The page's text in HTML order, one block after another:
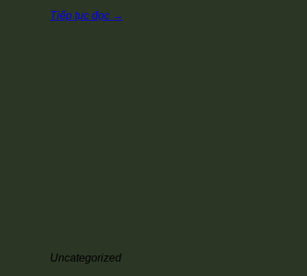
Tiếp tục đọc →
Uncategorized